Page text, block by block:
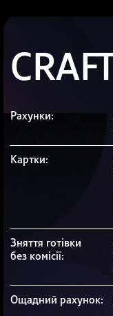
CRAFT
Рахунки:
Kартки:
Зняття готівки
без комісії:
Ощадний рахунок: